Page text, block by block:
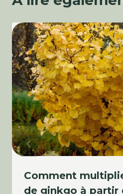
Comment
de ginkgo à partir